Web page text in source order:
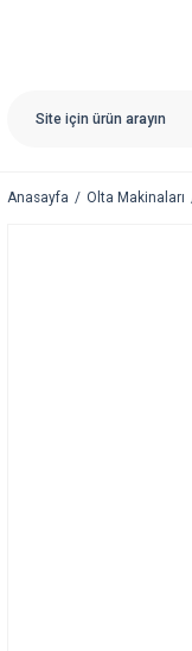
Anasayfa Olta Makinaları